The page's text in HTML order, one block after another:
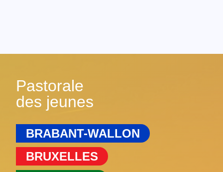
Pastorale
des jeunes
BRABANT-WALLON
BRUXELLES